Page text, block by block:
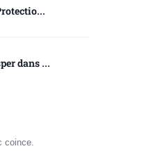
dans ...
coince.